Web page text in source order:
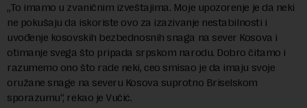
„To imamo u zvaničnim izveštajima. Moje upozorenje je da neki
ne pokušaju da iskoriste ovo za izazivanje nestabilnosti i
uvođenje kosovskih bezbednosnih snaga na sever Kosova i
otimanje svega što pripada srpskom narodu. Dobro čitamo i
razumemo ono što rade neki, ceo smisao je da imaju svoje
oružane snage na severu Kosova suprotno Briselskom
sporazumu“, rekao je Vučić.